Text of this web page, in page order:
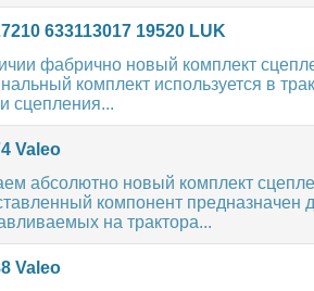
633113017 19520 LUK
фабрично новый комплект
комплект используется в
сцепления...
Valeo
абсолютно новый комплект
компонент предназначен
на трактора...
Valeo